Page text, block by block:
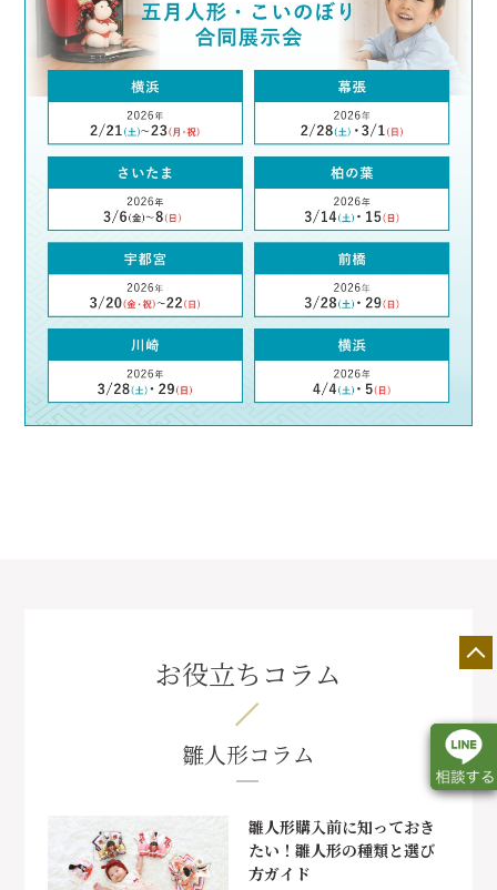
お役立ちコラム
雛人形コラム
雛人形購入前に知っておき
たい！雛人形の種類と選び
方ガイド
店舗一覧 展示会情報 カタログ請求